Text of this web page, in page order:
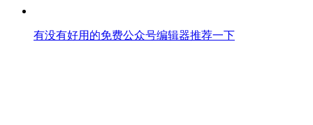
有没有好用的免费公众号编辑器推荐一下